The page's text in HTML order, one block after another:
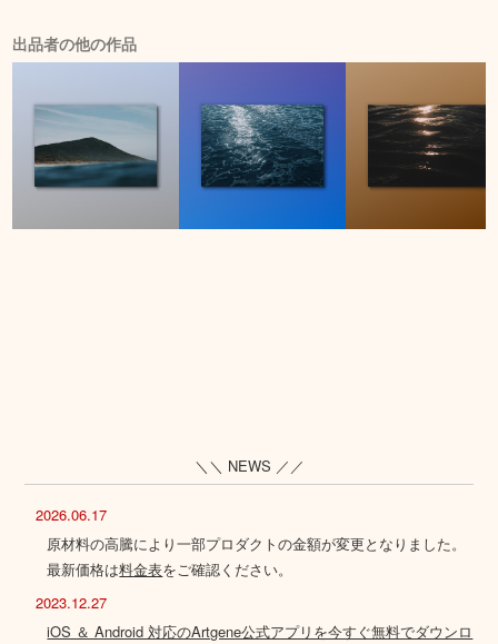
出品者の他の作品
＼＼ NEWS ／／
2026.06.17
原材料の高騰により一部プロダクトの金額が変更となりました。
最新価格は料金表をご確認ください。
2023.12.27
iOS ＆ Android 対応のArtgene公式アプリを今すぐ無料でダウンロ